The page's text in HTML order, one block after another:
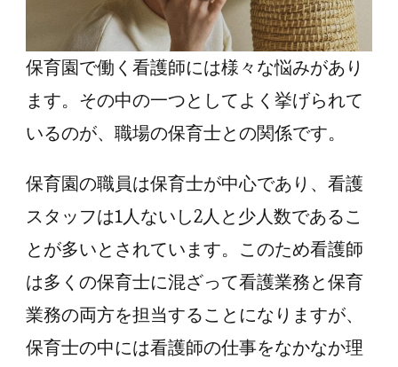
保育園で働く看護師には様々な悩みがあり
ます。その中の一つとしてよく挙げられて
いるのが、職場の保育士との関係です。
保育園の職員は保育士が中心であり、看護
スタッフは1人ないし2人と少人数であるこ
とが多いとされています。このため看護師
は多くの保育士に混ざって看護業務と保育
業務の両方を担当することになりますが、
保育士の中には看護師の仕事をなかなか理